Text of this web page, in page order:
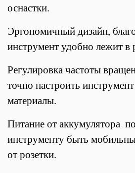
оснастки.
Эргономичный дизайн,
инструмент удобно лежит в
Регулировка частоты
точно настроить
материалы.
Питание от аккумулятора
инструменту быть
от розетки.